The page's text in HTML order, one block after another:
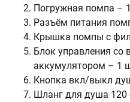
Погружная помпа –
Разъём питания
Крышка помпы с
Блок управления со
аккумулятором – 1
Кнопка вкл/выкл
Шланг для душа